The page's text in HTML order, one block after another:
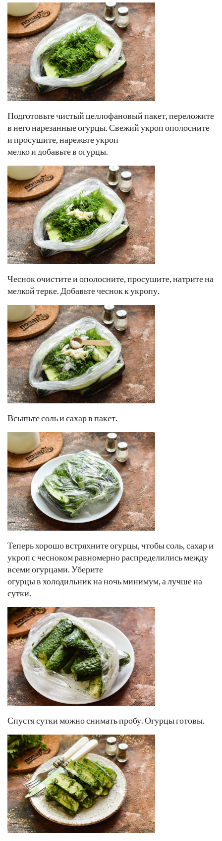
Подготовьте чистый целлофановый пакет, переложите
в него нарезанные огурцы. Свежий укроп ополосните
и просушите, нарежьте укроп
мелко и добавьте в огурцы.
Чеснок очистите и ополосните, просушите, натрите на
мелкой терке. Добавьте чеснок к укропу.
Всыпьте соль и сахар в пакет.
Теперь хорошо встряхните огурцы, чтобы соль, сахар и
укроп с чесноком равномерно распределились между
всеми огурцами. Уберите
огурцы в холодильник на ночь минимум, а лучше на
сутки.
Спустя сутки можно снимать пробу. Огурцы готовы.